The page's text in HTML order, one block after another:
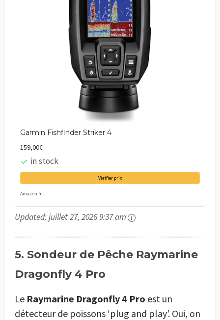
Garmin Fishfinder Striker 4
159,00€
in stock
Vérifier prix
Amazon.fr
Updated:juillet 27, 2026 9:37 am
5. Sondeur de Pêche Raymarine
Dragonfly 4 Pro
Le Raymarine Dragonfly 4 Pro est un
détecteur de poissons ‘plug and play’. Oui, on